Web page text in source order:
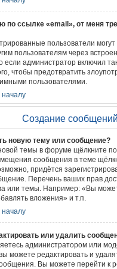
по ссылке «email», от меня
пользователи
пользователям через
если администратор включил
чтобы предотвратить
пользователями.
началу
Создание сообщений
новую тему или сообщение?
темы в форуме щёлкните
сообщения в теме
придётся
Перечень ваших прав
или темы. Например: «Вы
вложения» и т.п.
началу
или удалить
администратором или
можете редактировать и
Вы можете перейти к